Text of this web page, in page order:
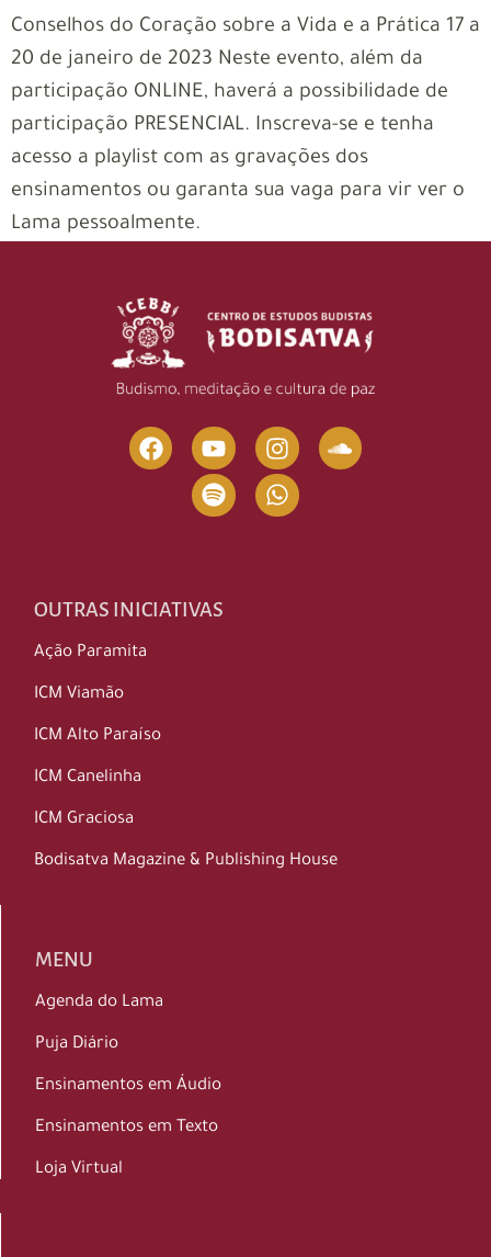
Conselhos do Coração sobre a Vida e a Prática 17 a
20 de janeiro de 2023 Neste evento, além da
participação ONLINE, haverá a possibilidade de
participação PRESENCIAL. Inscreva-se e tenha
acesso a playlist com as gravações dos
ensinamentos ou garanta sua vaga para vir ver o
Lama pessoalmente.
OUTRAS INICIATIVAS
Ação Paramita
ICM Viamão
ICM Alto Paraíso
ICM Canelinha
ICM Graciosa
Bodisatva Magazine & Publishing House
MENU
Agenda do Lama
Puja Diário
Ensinamentos em Áudio
Ensinamentos em Texto
Loja Virtual